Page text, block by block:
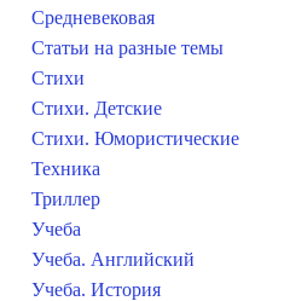
Средневековая
Статьи на разные темы
Стихи
Стихи. Детские
Стихи. Юмористические
Техника
Триллер
Учеба
Учеба. Английский
Учеба. История